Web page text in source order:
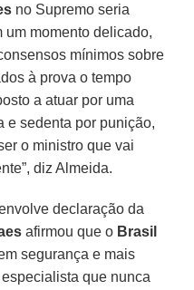
no Supremo seria
um momento delicado,
mínimos sobre
à prova o tempo
a atuar por uma
e sedenta por punição,
o ministro que vai
diz Almeida.
declaração da
afirmou que o Brasil
segurança e mais
que nunca